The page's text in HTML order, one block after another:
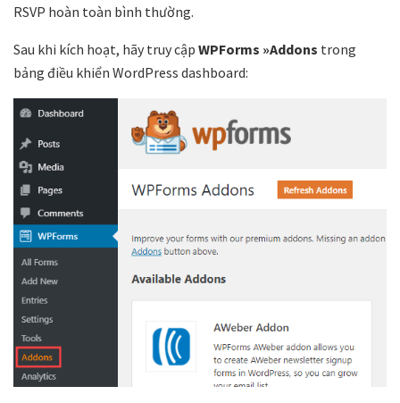
RSVP hoàn toàn bình thường.
Sau khi kích hoạt, hãy truy cập WPForms »Addons trong
bảng điều khiển WordPress dashboard: